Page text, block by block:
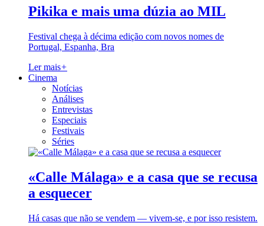
Pikika e mais uma dúzia ao MIL
Festival chega à décima edição com novos nomes de
Portugal, Espanha, Bra
Ler mais+
Cinema
Notícias
Análises
Entrevistas
Especiais
Festivais
Séries
«Calle Málaga» e a casa que se recusa
a esquecer
Há casas que não se vendem — vivem-se, e por isso resistem.